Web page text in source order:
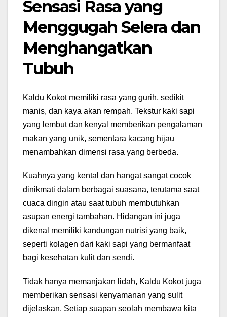
Sensasi Rasa yang
Menggugah Selera dan
Menghangatkan
Tubuh
Kaldu Kokot memiliki rasa yang gurih, sedikit
manis, dan kaya akan rempah. Tekstur kaki sapi
yang lembut dan kenyal memberikan pengalaman
makan yang unik, sementara kacang hijau
menambahkan dimensi rasa yang berbeda.
Kuahnya yang kental dan hangat sangat cocok
dinikmati dalam berbagai suasana, terutama saat
cuaca dingin atau saat tubuh membutuhkan
asupan energi tambahan. Hidangan ini juga
dikenal memiliki kandungan nutrisi yang baik,
seperti kolagen dari kaki sapi yang bermanfaat
bagi kesehatan kulit dan sendi.
Tidak hanya memanjakan lidah, Kaldu Kokot juga
memberikan sensasi kenyamanan yang sulit
dijelaskan. Setiap suapan seolah membawa kita